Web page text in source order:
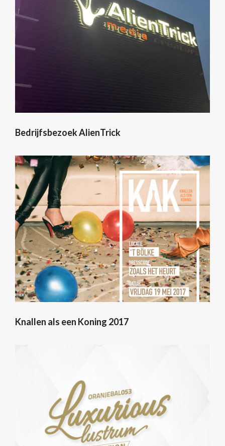
Bedrijfsbezoek AlienTrick
Knallen als een Koning 2017